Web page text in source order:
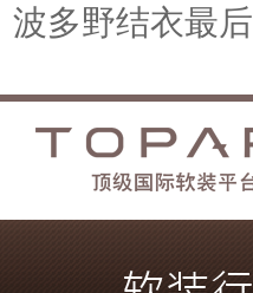
波多野结衣最